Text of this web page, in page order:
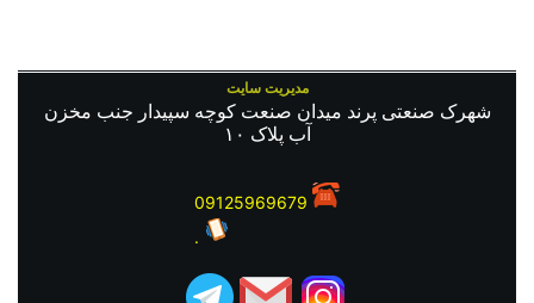
مدیریت سایت
شهرک صنعتی پرند میدان صنعت کوچه سپیدار جنب مخزن
آب پلاک ۱۰
09125969679
.